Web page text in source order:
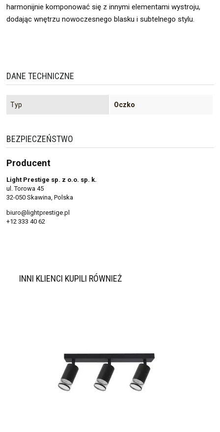
harmonijnie komponować się z innymi elementami wystroju,
dodając wnętrzu nowoczesnego blasku i subtelnego stylu.
DANE TECHNICZNE
Typ Oczko
BEZPIECZEŃSTWO
Producent
Light Prestige sp. z o.o. sp. k.
ul. Torowa 45
32-050 Skawina, Polska
biuro@lightprestige.pl
+12 333 40 62
INNI KLIENCI KUPILI RÓWNIEŻ